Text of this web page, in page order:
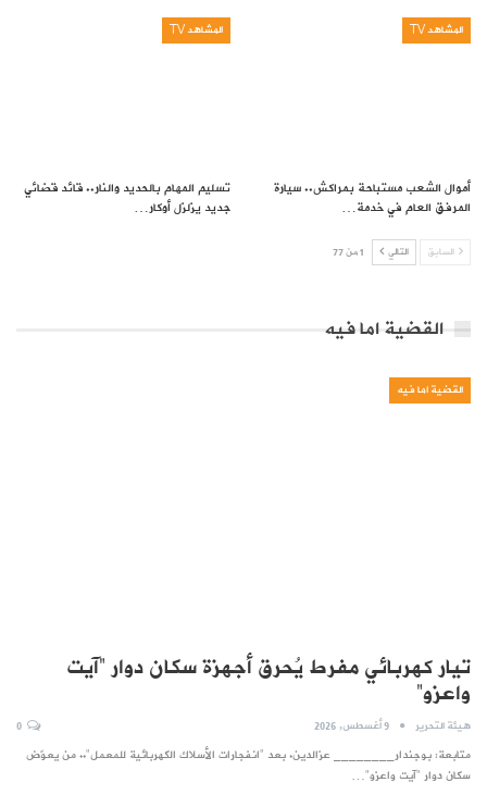
المشاهد TV
أموال الشعب مستباحة بمراكش.. سيارة
المرفق العام في خدمة…
المشاهد TV
تسليم المهام بالحديد والنار.. قائد قضائي
جديد يزلزل أوكار…
السابق التالي 1 من 77
القضية اما فيه
القضية اما فيه
تيار كهربائي مفرط يُحرق أجهزة سكان دوار “آيت
واعزو”
هيئة التحرير 9 أغسطس, 2026
متابعة: بوجندار________ عزالدين. بعد "انفجارات الأسلاك الكهربائية للمعمل".. من يعوّض
سكان دوار "آيت واعزو"…